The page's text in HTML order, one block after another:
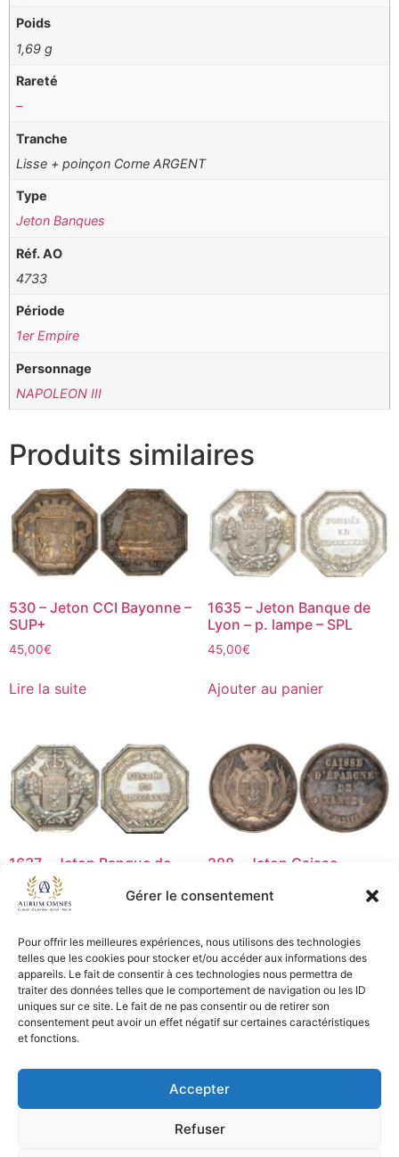
Gérer le consentement
Pour offrir les meilleures expériences, nous utilisons des technologies
telles que les cookies pour stocker et/ou accéder aux informations des
appareils. Le fait de consentir à ces technologies nous permettra de
traiter des données telles que le comportement de navigation ou les ID
uniques sur ce site. Le fait de ne pas consentir ou de retirer son
consentement peut avoir un effet négatif sur certaines caractéristiques
et fonctions.
Accepter
Refuser
Poids
1,69 g
Rareté
–
Tranche
Lisse + poinçon Corne ARGENT
Type
Jeton Banques
Réf. AO
4733
Période
1er Empire
Personnage
NAPOLEON III
Produits similaires
530 – Jeton CCI Bayonne –
SUP+
45,00€
Lire la suite
1635 – Jeton Banque de
Lyon – p. lampe – SPL
45,00€
Ajouter au panier
1637 – Jeton Banque de
Lyon – p. main – SUP+
35,00€
Ajouter au panier
288 – Jeton Caisse
25,00€
Lire la suite
CGV - CGL
Copyright © 2026 Aurum Omnes